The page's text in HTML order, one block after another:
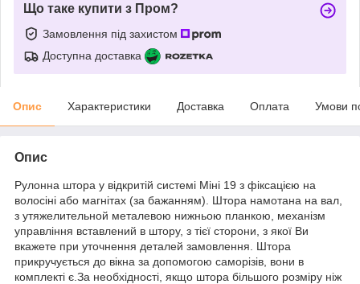
Що таке купити з Пром?
Замовлення під захистом
Доступна доставка
Опис Характеристики Доставка Оплата Умови
Опис
Рулонна штора у відкритій системі Міні 19 з фіксацією на
волосіні або магнітах (за бажанням). Штора намотана на вал,
з утяжелительной металевою нижньою планкою, механізм
управління вставлений в штору, з тієї сторони, з якої Ви
вкажете при уточнення деталей замовлення. Штора
прикручується до вікна за допомогою саморізів, вони в
комплекті є.За необхідності, якщо штора більшого розміру ніж